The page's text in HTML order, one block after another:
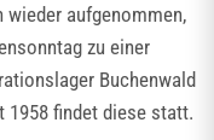
aufgenommen,
zu einer
Buchenwald
1958 findet diese statt.